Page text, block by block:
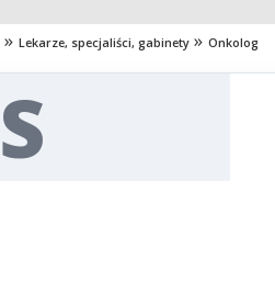
Lekarze, specjaliści, gabinety Onkolog
S